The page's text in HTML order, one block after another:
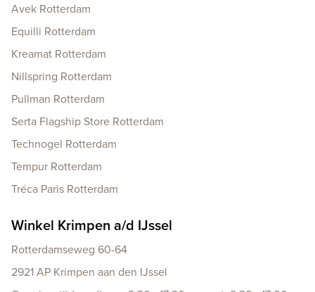
Avek Rotterdam
Equilli Rotterdam
Kreamat Rotterdam
Nillspring Rotterdam
Pullman Rotterdam
Serta Flagship Store Rotterdam
Technogel Rotterdam
Tempur Rotterdam
Tréca Paris Rotterdam
Winkel Krimpen a/d IJssel
Rotterdamseweg 60-64
2921 AP Krimpen aan den IJssel